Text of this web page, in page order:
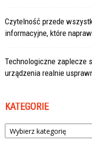
Czytelność przede
informacyjne, które
Technologiczne zaplecze
urządzenia realnie
KATEGORIE
Kategorie